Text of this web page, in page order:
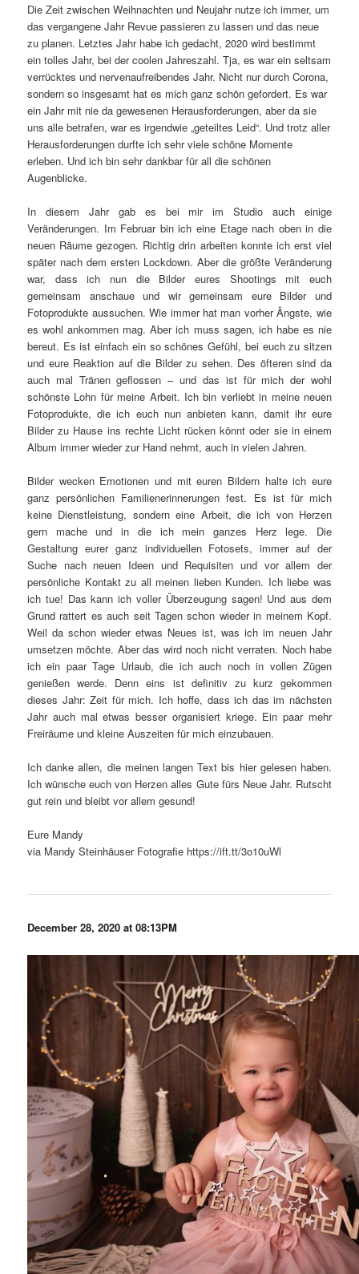
Die Zeit zwischen Weihnachten und Neujahr nutze ich immer, um
das vergangene Jahr Revue passieren zu lassen und das neue
zu planen. Letztes Jahr habe ich gedacht, 2020 wird bestimmt
ein tolles Jahr, bei der coolen Jahreszahl. Tja, es war ein seltsam
verrücktes und nervenaufreibendes Jahr. Nicht nur durch Corona,
sondern so insgesamt hat es mich ganz schön gefordert. Es war
ein Jahr mit nie da gewesenen Herausforderungen, aber da sie
uns alle betrafen, war es irgendwie „geteiltes Leid“. Und trotz aller
Herausforderungen durfte ich sehr viele schöne Momente
erleben. Und ich bin sehr dankbar für all die schönen
Augenblicke.
In diesem Jahr gab es bei mir im Studio auch einige
Veränderungen. Im Februar bin ich eine Etage nach oben in die
neuen Räume gezogen. Richtig drin arbeiten konnte ich erst viel
später nach dem ersten Lockdown. Aber die größte Veränderung
war, dass ich nun die Bilder eures Shootings mit euch
gemeinsam anschaue und wir gemeinsam eure Bilder und
Fotoprodukte aussuchen. Wie immer hat man vorher Ängste, wie
es wohl ankommen mag. Aber ich muss sagen, ich habe es nie
bereut. Es ist einfach ein so schönes Gefühl, bei euch zu sitzen
und eure Reaktion auf die Bilder zu sehen. Des öfteren sind da
auch mal Tränen geflossen – und das ist für mich der wohl
schönste Lohn für meine Arbeit. Ich bin verliebt in meine neuen
Fotoprodukte, die ich euch nun anbieten kann, damit ihr eure
Bilder zu Hause ins rechte Licht rücken könnt oder sie in einem
Album immer wieder zur Hand nehmt, auch in vielen Jahren.
Bilder wecken Emotionen und mit euren Bildern halte ich eure
ganz persönlichen Familienerinnerungen fest. Es ist für mich
keine Dienstleistung, sondern eine Arbeit, die ich von Herzen
gern mache und in die ich mein ganzes Herz lege. Die
Gestaltung eurer ganz individuellen Fotosets, immer auf der
Suche nach neuen Ideen und Requisiten und vor allem der
persönliche Kontakt zu all meinen lieben Kunden. Ich liebe was
ich tue! Das kann ich voller Überzeugung sagen! Und aus dem
Grund rattert es auch seit Tagen schon wieder in meinem Kopf.
Weil da schon wieder etwas Neues ist, was ich im neuen Jahr
umsetzen möchte. Aber das wird noch nicht verraten. Noch habe
ich ein paar Tage Urlaub, die ich auch noch in vollen Zügen
genießen werde. Denn eins ist definitiv zu kurz gekommen
dieses Jahr: Zeit für mich. Ich hoffe, dass ich das im nächsten
Jahr auch mal etwas besser organisiert kriege. Ein paar mehr
Freiräume und kleine Auszeiten für mich einzubauen.
Ich danke allen, die meinen langen Text bis hier gelesen haben.
Ich wünsche euch von Herzen alles Gute fürs Neue Jahr. Rutscht
gut rein und bleibt vor allem gesund!
Eure Mandy
via Mandy Steinhäuser Fotografie https://ift.tt/3o10uWl
December 28, 2020 at 08:13PM